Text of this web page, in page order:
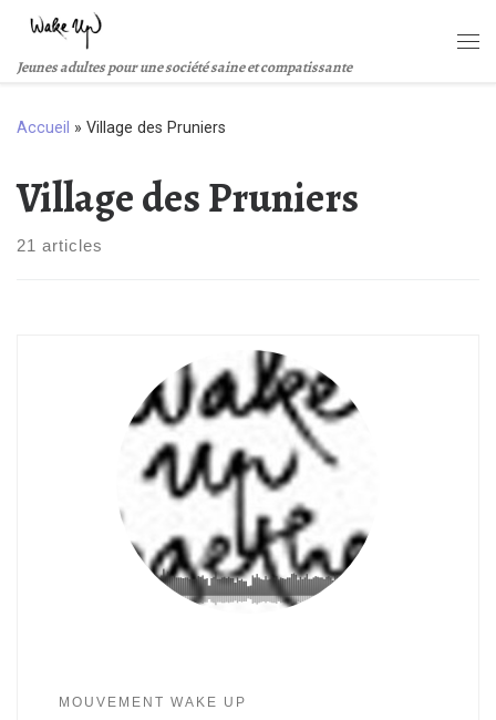
Passer au contenu
Jeunes adultes pour une société saine et compatissante
Accueil » Village des Pruniers
Village des Pruniers
21 articles
MOUVEMENT WAKE UP